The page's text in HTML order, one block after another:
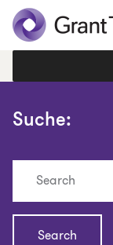
Suche:
Search